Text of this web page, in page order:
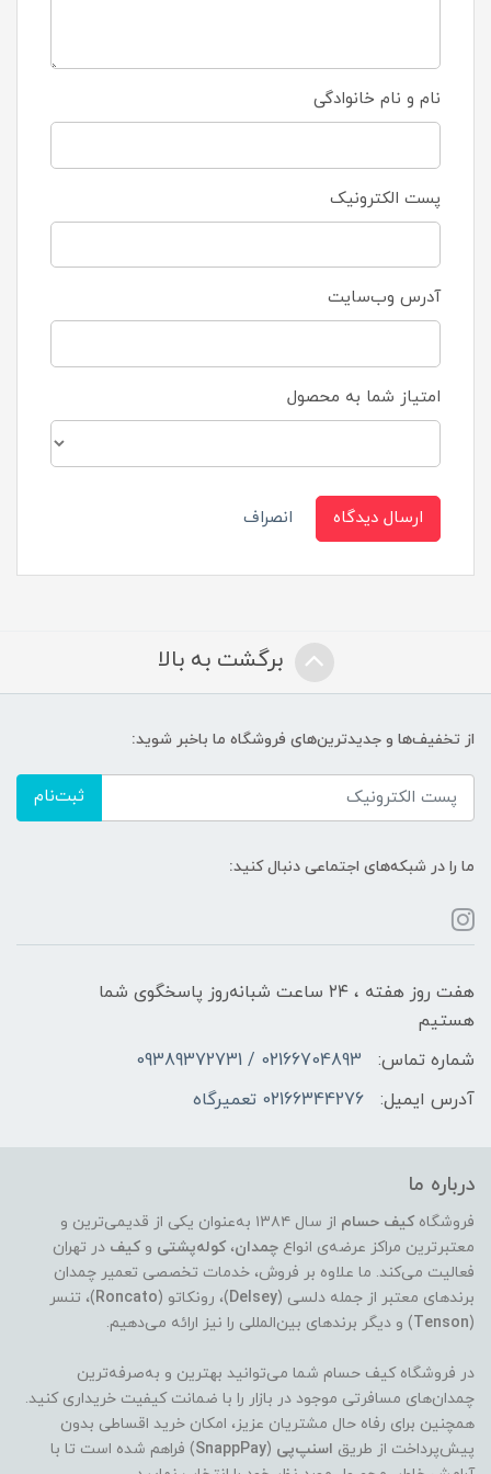
نام و نام خانوادگی
پست الکترونیک
آدرس وب‌سایت
امتیاز شما به محصول
ارسال دیدگاه انصراف
برگشت به بالا
از تخفیف‌ها و جدیدترین‌های فروشگاه ما باخبر شوید:
ثبت‌نام
ما را در شبکه‌های اجتماعی دنبال کنید:
هفت روز هفته ، ۲۴ ساعت شبانه‌روز پاسخگوی شما
هستیم
شماره تماس:
02166704893 / 09389372731
آدرس ایمیل:
02166344276 تعمیرگاه
درباره ما
فروشگاه کیف حسام
از سال ۱۳۸۴ به‌عنوان یکی از قدیمی‌ترین و
معتبرترین مراکز عرضه‌ی انواع چمدان، کوله‌پشتی و کیف در تهران
فعالیت می‌کند. ما علاوه بر فروش، خدمات تخصصی تعمیر چمدان
برندهای معتبر از جمله دلسی (Delsey)، رونکاتو (Roncato)، تنسر
(
Tenson) و دیگر برندهای بین‌المللی را نیز ارائه می‌دهیم.
در فروشگاه کیف حسام شما می‌توانید بهترین و به‌صرفه‌ترین
چمدان‌های مسافرتی موجود در بازار را با ضمانت کیفیت خریداری کنید.
همچنین برای رفاه حال مشتریان عزیز، امکان خرید اقساطی بدون
پیش‌پرداخت از طریق اسنپ‌پی (
SnappPay) فراهم شده است تا با